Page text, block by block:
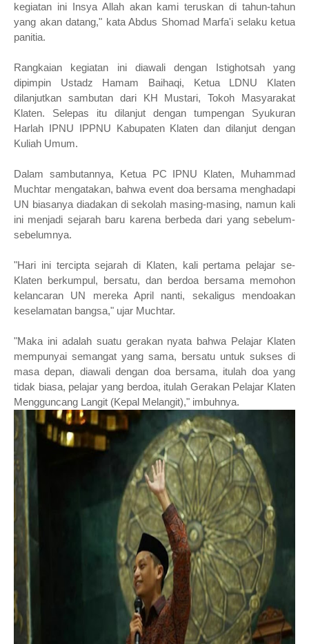
kegiatan ini Insya Allah akan kami teruskan di tahun-tahun
yang akan datang," kata Abdus Shomad Marfa'i selaku ketua
panitia.
Rangkaian kegiatan ini diawali dengan Istighotsah yang
dipimpin Ustadz Hamam Baihaqi, Ketua LDNU Klaten
dilanjutkan sambutan dari KH Mustari, Tokoh Masyarakat
Klaten. Selepas itu dilanjut dengan tumpengan Syukuran
Harlah IPNU IPPNU Kabupaten Klaten dan dilanjut dengan
Kuliah Umum.
Dalam sambutannya, Ketua PC IPNU Klaten, Muhammad
Muchtar mengatakan, bahwa event doa bersama menghadapi
UN biasanya diadakan di sekolah masing-masing, namun kali
ini menjadi sejarah baru karena berbeda dari yang sebelum-
sebelumnya.
"Hari ini tercipta sejarah di Klaten, kali pertama pelajar se-
Klaten berkumpul, bersatu, dan berdoa bersama memohon
kelancaran UN mereka April nanti, sekaligus mendoakan
keselamatan bangsa," ujar Muchtar.
"Maka ini adalah suatu gerakan nyata bahwa Pelajar Klaten
mempunyai semangat yang sama, bersatu untuk sukses di
masa depan, diawali dengan doa bersama, itulah doa yang
tidak biasa, pelajar yang berdoa, itulah Gerakan Pelajar Klaten
Mengguncang Langit (Kepal Melangit)," imbuhnya.